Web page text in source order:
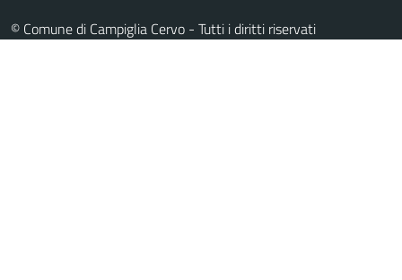
© Comune di Campiglia Cervo - Tutti i diritti riservati